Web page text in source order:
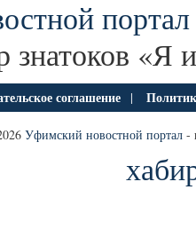
портал
«Я
соглашение |
Уфимский новостной портал -